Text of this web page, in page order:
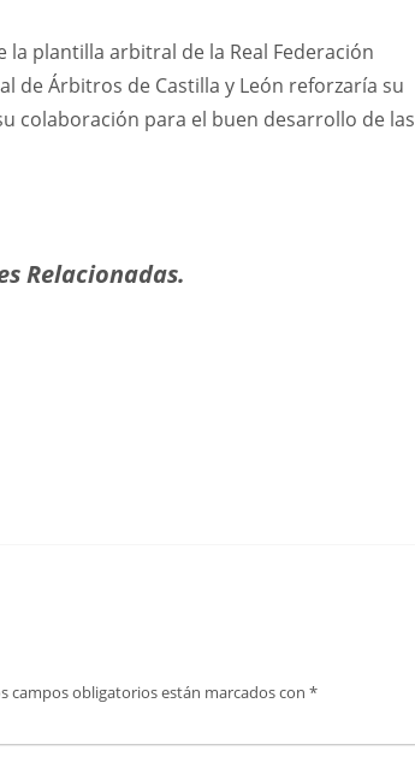
plantilla arbitral de la Real Federación
de Árbitros de Castilla y León reforzaría su
colaboración para el buen desarrollo de las
Relacionadas.
campos obligatorios están marcados con *